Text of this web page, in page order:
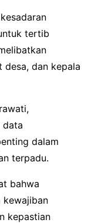
tertib
dan kepala
data
dalam
terpadu.
bahwa
kewajiban
kepastian